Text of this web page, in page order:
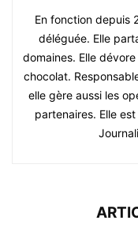
En fonction depuis
déléguée. Elle
domaines. Elle
chocolat.
elle gère aussi les
partenaires. Elle